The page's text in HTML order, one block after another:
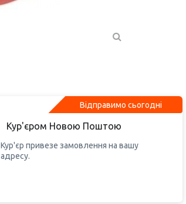
Відправимо сьогодні
Кур'єром Новою Поштою
Кур'єр привезе замовлення на вашу
адресу.